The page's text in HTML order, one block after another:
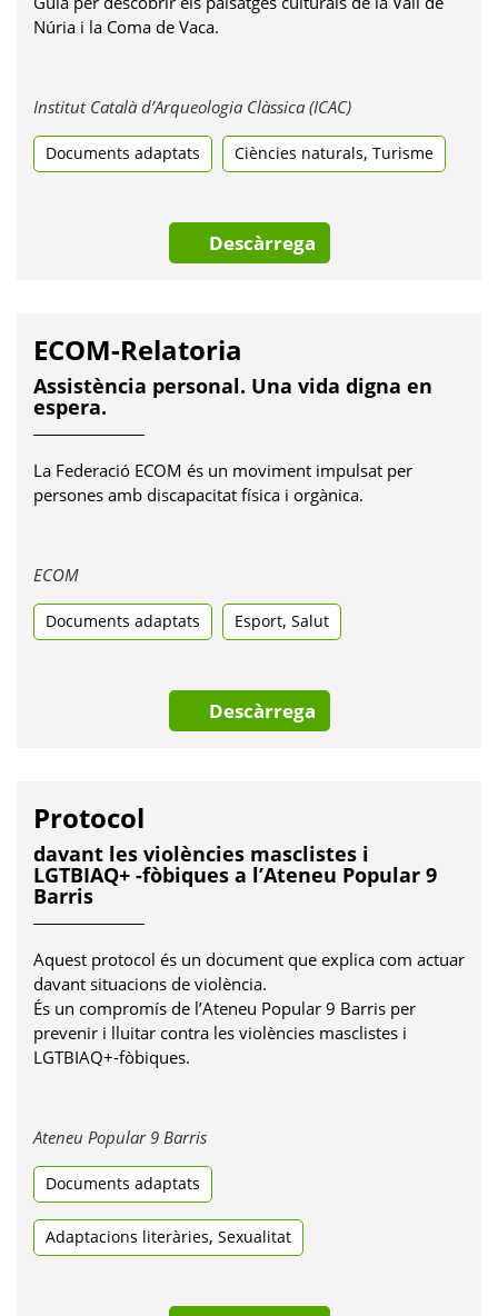
Núria i la Coma de Vaca.
Institut Català d’Arqueologia Clàssica (ICAC)Obre
una
pestanya
Documents adaptats Ciències naturals, Turisme
Descàrrega
ECOM-Relatoria
Assistència personal. Una vida digna en
espera.
La Federació ECOM és un moviment impulsat per
persones amb discapacitat física i orgànica.
ECOMObre
una
pestanya
Documents adaptats Esport, Salut
Descàrrega
Protocol
davant les violències masclistes i
LGTBIAQ+ -fòbiques a l’Ateneu Popular 9
Barris
Aquest protocol és un document que explica com actuar
davant situacions de violència.
És un compromís de l’Ateneu Popular 9 Barris per
prevenir i lluitar contra les violències masclistes i
LGTBIAQ+-fòbiques.
Ateneu Popular 9 BarrisObre
pestanya
nova
Documents adaptats
Adaptacions literàries, Sexualitat